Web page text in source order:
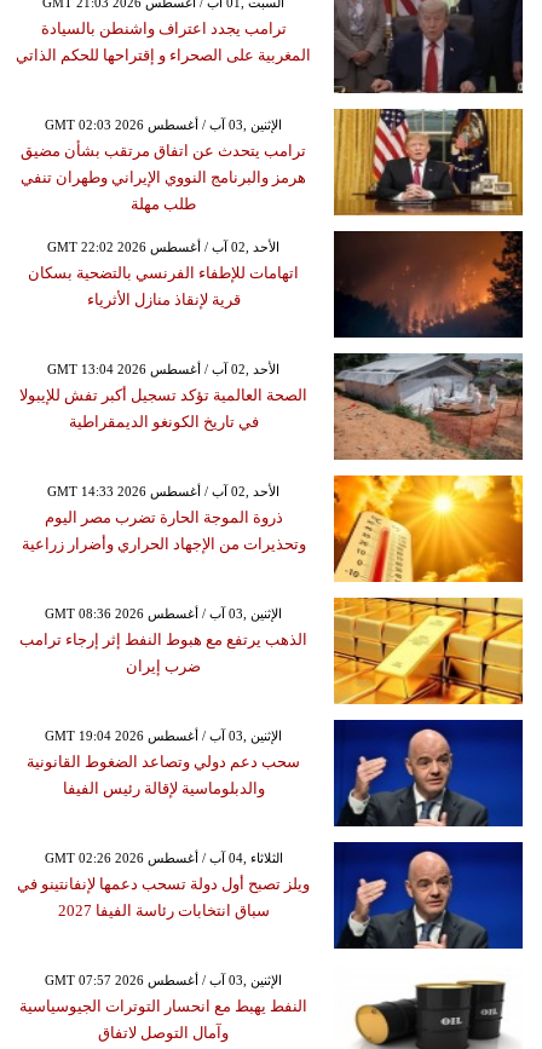
ترامب يجدد اعتراف واشنطن بالسيادة
المغربية على الصحراء و إقتراحها للحكم الذاتي
GMT 02:03 2026 الإثنين ,03 آب / أغسطس
ترامب يتحدث عن اتفاق مرتقب بشأن مضيق
هرمز والبرنامج النووي الإيراني وطهران تنفي
طلب مهلة
GMT 22:02 2026 الأحد ,02 آب / أغسطس
اتهامات للإطفاء الفرنسي بالتضحية بسكان
قرية لإنقاذ منازل الأثرياء
GMT 13:04 2026 الأحد ,02 آب / أغسطس
الصحة العالمية تؤكد تسجيل أكبر تفش للإيبولا
في تاريخ الكونغو الديمقراطية
GMT 14:33 2026 الأحد ,02 آب / أغسطس
ذروة الموجة الحارة تضرب مصر اليوم
وتحذيرات من الإجهاد الحراري وأضرار زراعية
GMT 08:36 2026 الإثنين ,03 آب / أغسطس
الذهب يرتفع مع هبوط النفط إثر إرجاء ترامب
ضرب إيران
GMT 19:04 2026 الإثنين ,03 آب / أغسطس
سحب دعم دولي وتصاعد الضغوط القانونية
والدبلوماسية لإقالة رئيس الفيفا
GMT 02:26 2026 الثلاثاء ,04 آب / أغسطس
ويلز تصبح أول دولة تسحب دعمها لإنفانتينو في
سباق انتخابات رئاسة الفيفا 2027
GMT 07:57 2026 الإثنين ,03 آب / أغسطس
النفط يهبط مع انحسار التوترات الجيوسياسية
وآمال التوصل لاتفاق